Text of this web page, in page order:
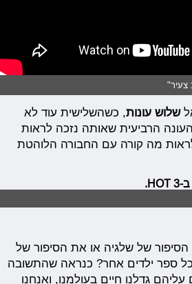
צעיר"
שלוש עונות, כשהשלישית עוד לא
הרביעית שאותה נזכה לראות
מה קורה עם החבורה הלוהטת
של שלגיה או את הסיפור של
כל ספר ילדים אחר? כנראה שהתשובה
גדלנו חיים בעולמנו, ואנחנו